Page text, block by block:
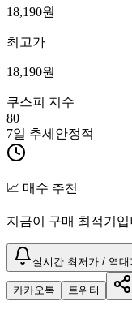
18,190원
최고가
18,190원
쿠스피 지수
80
7일 추세 안정적
📈 매수 추천
지금이 구매 최적기
실시간 최저가 / 역대
카카오톡 트위터